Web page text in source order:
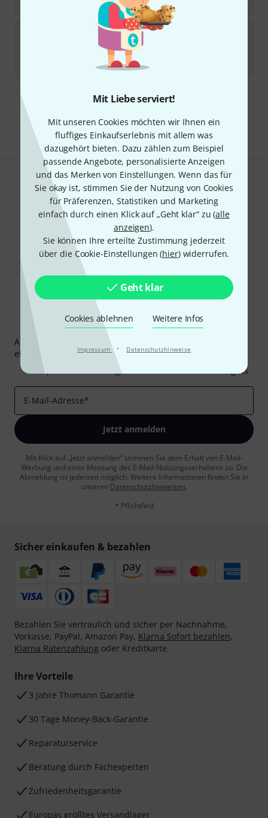
Mit Liebe serviert!
Mit unseren Cookies möchten wir Ihnen ein
fluffiges Einkaufserlebnis mit allem was
dazugehört bieten. Dazu zählen zum Beispiel
passende Angebote, personalisierte Anzeigen
und das Merken von Einstellungen. Wenn das für
Sie okay ist, stimmen Sie der Nutzung von Cookies
für Präferenzen, Statistiken und Marketing
einfach durch einen Klick auf „Geht klar“ zu (alle
anzeigen).
Sie können Ihre erteilte Zustimmung jederzeit
über die Cookie-Einstellungen (hier) widerrufen.
Geht klar
Cookies ablehnen Weitere Infos
Impressum · Datenschutzhinweise
€
Peter OberrauchMachlast Baritone B-Stock
Sofort lieferbar
6.199€
Kostenloser Versand ab 29 €
Alle Preise inkl. MwSt.
Gefällt Ihnen, was Sie sehen?
Teilen Hilfe & Feedback
Thomann Newsletter
Abonniere den Thomann Newsletter und gewinne mit
etwas Glück einen von50 Gutscheinenüber jeweils
Inspirierende Beiträge
Thomann Insights
E-Mail-Adresse*
Jetzt anmelden
Mit Klick auf „Jetzt anmelden“ stimmen Sie dem Erhalt von E-Mail-
Werbung und einer Messung des E-Mail-Nutzungsverhaltens zu. Die
Abmeldung ist jederzeit möglich. Weitere Informationen finden Sie in
unseren Datenschutzhinweisen.
* Pflichtfeld
Sicher einkaufen & bezahlen
Bezahlen Sie vertraulich und sicher per Nachnahme,
Vorkasse, PayPal, Amazon Pay, Klarna Sofort bezahlen,
Klarna Ratenzahlung oder Kreditkarte.
Ihre Vorteile
3 Jahre Thomann Garantie
30 Tage Money-Back-Garantie
Reparaturservice
Beratung durch Fachexperten
Zufriedenheitsgarantie
Europas größtes Versandlager